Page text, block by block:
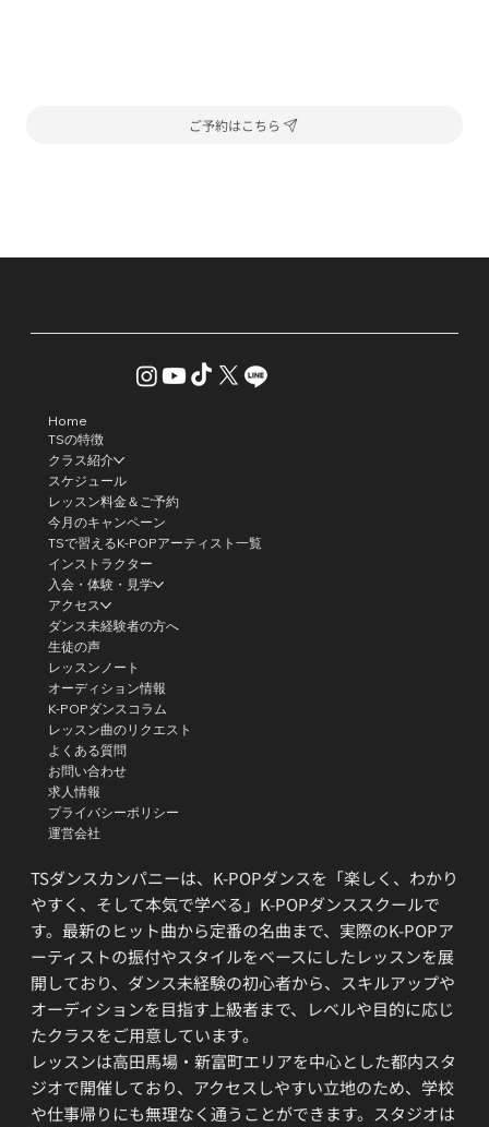
ご予約はこちら
TSダンスカンパニーは、K-POPダンスを「楽しく、わかり
やすく、そして本気で学べる」K-POPダンススクールで
す。最新のヒット曲から定番の名曲まで、実際のK-POPア
ーティストの振付やスタイルをベースにしたレッスンを展
開しており、ダンス未経験の初心者から、スキルアップや
オーディションを目指す上級者まで、レベルや目的に応じ
たクラスをご用意しています。
レッスンは高田馬場・新富町エリアを中心とした都内スタ
ジオで開催しており、アクセスしやすい立地のため、学校
や仕事帰りにも無理なく通うことができます。スタジオは
Home
TSの特徴
クラス紹介
スケジュール
レッスン料金＆ご予約
今月のキャンペーン
TSで習えるK-POPアーティスト一覧
インストラクター
入会・体験・見学
アクセス
ダンス未経験者の方へ
生徒の声
レッスンノート
オーディション情報
K-POPダンスコラム
レッスン曲のリクエスト
よくある質問
お問い合わせ
求人情報
プライバシーポリシー
運営会社